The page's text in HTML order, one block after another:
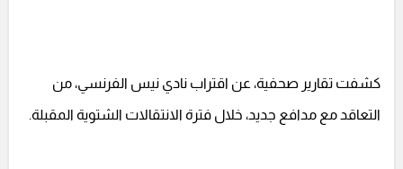
كشفت تقارير صحفية، عن اقتراب نادي نيس الفرنسي، من
التعاقد مع مدافع جديد، خلال فترة الانتقالات الشتوية المقبلة.